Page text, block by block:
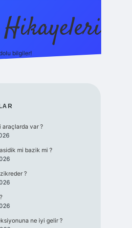
Hikayeleri
bilgiler!
araçlarda var ?
mi bazik mi ?
?
ne iyi gelir ?